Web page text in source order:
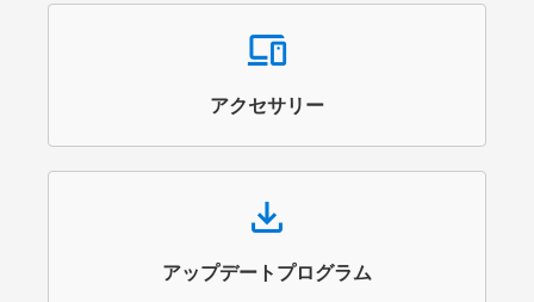
Devices
アクセサリー
Download
アップデートプログラム